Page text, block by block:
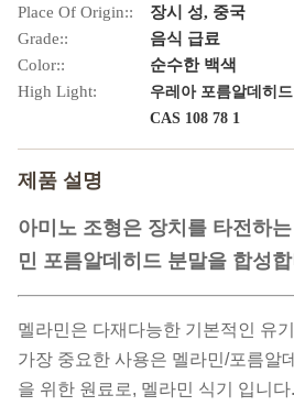
Place Of Origin::
장시 성, 중국
Grade::
음식 급료
Color::
순수한 백색
High Light:
우레아 포름알데히
CAS 108 78 1
제품 설명
아미노 조형은 장치를 타전하
민 포름알데히드 분말을 합성
멜라민은 다재다능한 기본적인 유
가장 중요한 사용은 멜라민/포름알
을 위한 원료로, 멜라민 식기 입니